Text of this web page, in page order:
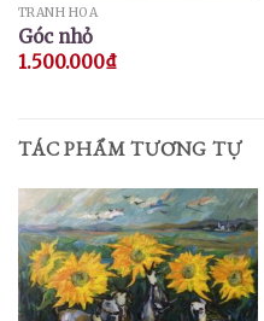
TRANH HOA
Góc nhỏ
1.500.000₫
TÁC PHẨM TƯƠNG TỰ